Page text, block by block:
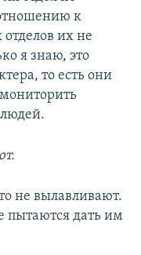
к
их не
я знаю, это
то есть они
не вылавливают.
дать им